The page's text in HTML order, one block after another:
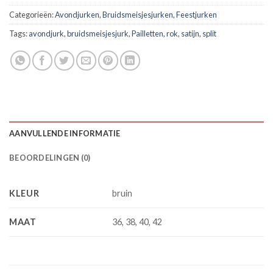
Categorieën:Avondjurken,Bruidsmeisjesjurken,Feestjurken
Tags:avondjurk,bruidsmeisjesjurk,Pailletten,rok, satijn, split
AANVULLENDE INFORMATIE
BEOORDELINGEN (0)
KLEUR bruin
MAAT 36, 38, 40, 42